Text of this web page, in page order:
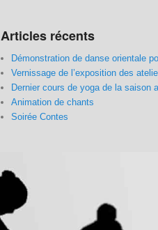
Articles récents
Démonstration de danse orientale
Vernissage de l’exposition des
Dernier cours de yoga de la saison
Animation de chants
Soirée Contes